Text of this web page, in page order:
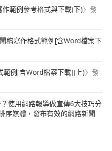
範例參考格式與下載(下)〉發
稿寫作格式範例[含Word檔案下
範例[含Word檔案下載](上)〉發
使用網路報導做宣傳6大技巧分
序媒體，發布有效的網路新聞